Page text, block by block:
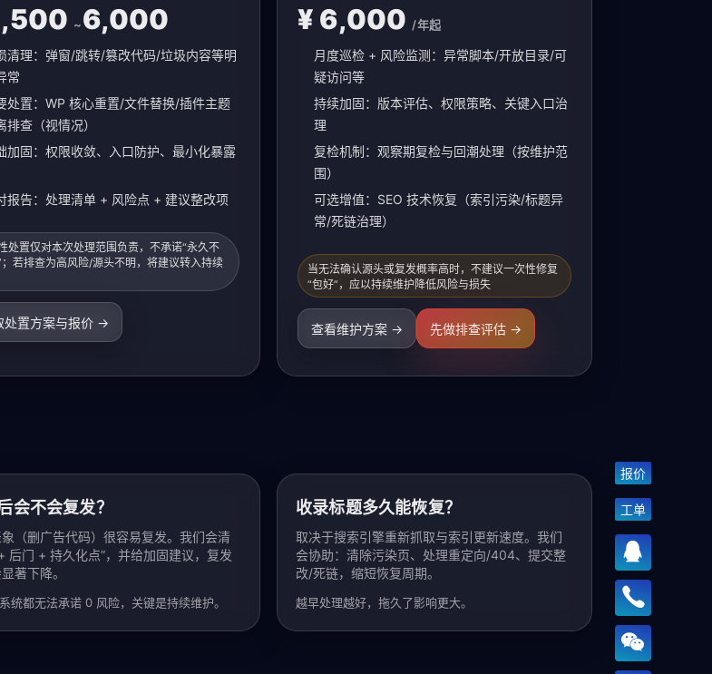
~6,000
清理：弹窗/跳转/篡改代码/垃圾内容等明
常
处置：WP 核心重置/文件替换/插件主题
排查（视情况）
加固：权限收敛、入口防护、最小化暴露
报告：处理清单 + 风险点 + 建议整改项
处置仅对本次处理范围负责，不承诺“永久不
；若排查为高风险/源头不明，将建议转入持续
处置方案与报价 →
¥ 6,000 /年起
月度巡检 + 风险监测：异常脚本/开放目录/可
疑访问等
持续加固：版本评估、权限策略、关键入口治
理
复检机制：观察期复检与回潮处理（按维护范
围）
可选增值：SEO 技术恢复（索引污染/标题异
常/死链治理）
当无法确认源头或复发概率高时，不建议一次性修复
“包好”，应以持续维护降低风险与损失
查看维护方案 → 先做排查评估 →
会不会复发？
象（删广告代码）很容易复发。我们会清
后门 + 持久化点”，并给加固建议，复发
著下降。
统都无法承诺 0 风险，关键是持续维护。
收录标题多久能恢复？
取决于搜索引擎重新抓取与索引更新速度。我们
会协助：清除污染页、处理重定向/404、提交整
改/死链，缩短恢复周期。
越早处理越好，拖久了影响更大。
报价
工单